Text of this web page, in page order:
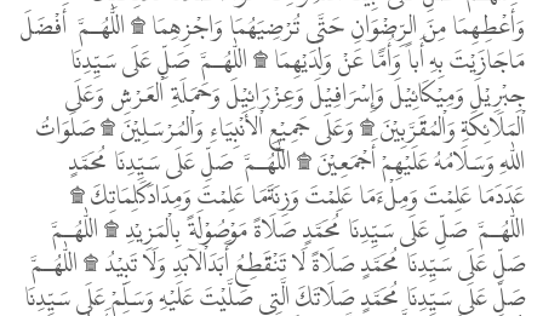
وَأَعْطِهِمَا مِنَ الرِّضْوَانِ حَتَّى تُرْضِيَهُمَا وَاجْزِهِمَا ۩ اللّٰهُـمَّ أَفْضَلَ
مَاجَازَيْتَ بِهِ أَباً وَأُمًّا عَنْ وَلَدَيْهِمَا ۩ اللّٰهُـمَّ صَلِّ عَلَى سَيِّدِنَا
جِبْرِيْلَ وَمِيْكَائِيْلَ وَإِسْرَافِيْلَ وَعِزْرَائِيْلَ وَحَمَلَةِ اْلعَرْشِ وَعَلَى
اْلمَلَائِكَةِ وَاْلمُقَرَّبِيْنَ ۩ وَعَلَى جَمِيْعِ اْلأَنْبِيَاءِ وَاْلمُرْسَلِيْنَ ۩ صَلَوَاتُ
اللّٰهِ وَسَلَامُهُ عَلَيْهِمْ أَجْمَعِيْنَ ۩ اللّٰهُـمَّ صَلِّ عَلَى سَيِّدِنَا مُحَمَّدٍ
عَدَدَمَا عَلِمْتَ وَمِلْءَمَا عَلِمْتَ وَزِنَةَمَا عَلِمْتَ وَمِدَادَكَلِمَاتِكَ ۩
اللّٰهُـمَّ صَلِّ عَلَى سَيِّدِنَا مُحَمَّدٍ صَلَاةً مَوْصُوْلَةً بِاْلمَزِيْدِ ۩ اللّٰهُـمَّ
صَلِّ عَلَى سَيِّدِنَا مُحَمَّدٍ صَلَاةً لَا تَنْقَطِعُ أَبَدَاْلآبَدِ وَلَا تَبِيْدُ ۩ اللّٰهُـمَّ
صَلِّ عَلَى سَيِّدِنَا مُحَمَّدٍ صَلَاتَكَ الَّتِى صَلَّيْتَ عَلَيْهِ وَسَلِّمْ عَلَى سَيِّدِنَا